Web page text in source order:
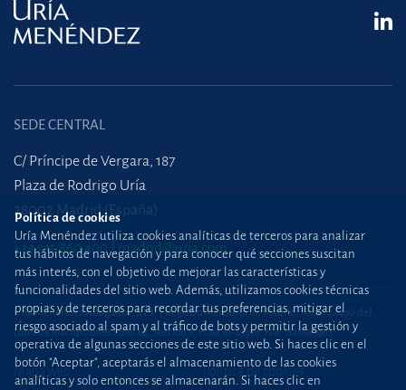
SEDE CENTRAL
C/ Príncipe de Vergara, 187
Plaza de Rodrigo Uría
28002 Madrid (España)
+34 915 860 400 madrid@uria.com
Uría Menéndez Abogados, S.L.P. | Registro Mercantil de Madrid, Tomo 24490 del
Libro de Inscripciones Folio 42, Sección 8, Hoja M-43976. NIF: B28563963
Mapa web Política de cookies
Política de cookies
Uría Menéndez utiliza cookies analíticas de terceros para analizar
tus hábitos de navegación y para conocer qué secciones suscitan
más interés, con el objetivo de mejorar las características y
funcionalidades del sitio web. Además, utilizamos cookies técnicas
propias y de terceros para recordar tus preferencias, mitigar el
riesgo asociado al spam y al tráfico de bots y permitir la gestión y
operativa de algunas secciones de este sitio web. Si haces clic en el
botón "Aceptar", aceptarás el almacenamiento de las cookies
analíticas y solo entonces se almacenarán. Si haces clic en